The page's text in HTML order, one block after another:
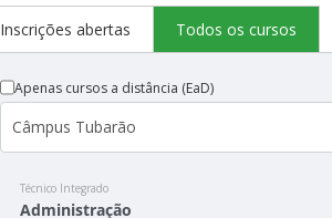
Inscrições abertas Todos os cursos
Apenas cursos a distância (EaD)
Técnico Integrado
Administração